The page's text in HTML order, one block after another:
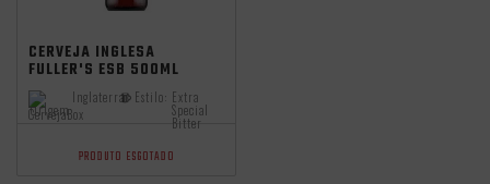
CERVEJA INGLESA
FULLER'S ESB 500ML
Origem:
Inglaterra Estilo: Extra
Special
Bitter
PRODUTO ESGOTADO